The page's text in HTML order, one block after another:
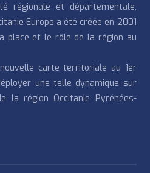
régionale et départementale,
Europe a été créée en 2001
place et le rôle de la région au
carte territoriale au 1er
une telle dynamique sur
la région Occitanie Pyrénées-